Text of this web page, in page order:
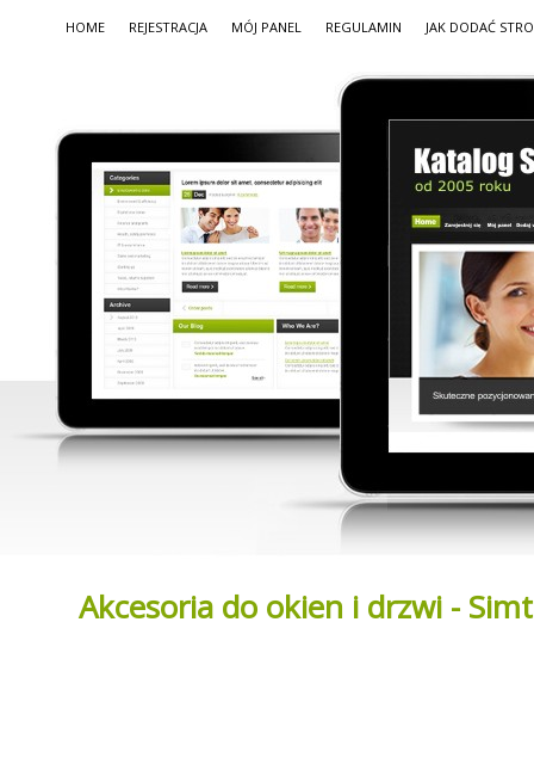
HOME REJESTRACJA MÓJ PANEL REGULAMIN JAK DODAĆ
Akcesoria do okien i drzwi -